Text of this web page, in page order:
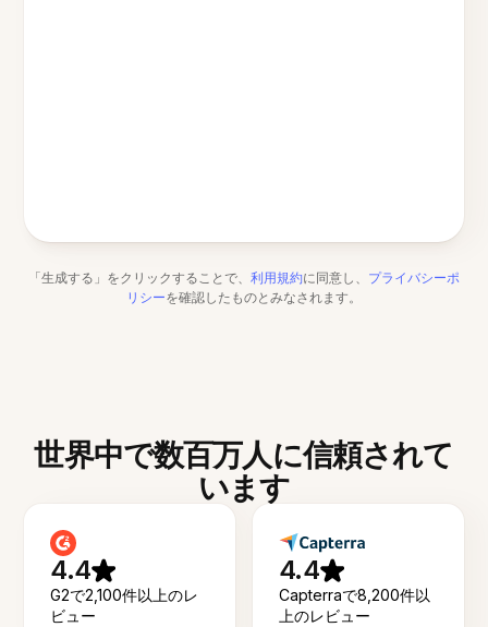
「生成する」をクリックすることで、 利用規約に同意し、 プライバシーポ
リシーを確認したものとみなされます。
世界中で数百万人に信頼されて
います
4.4
G2で2,100件以上のレ
ビュー
4.4
Capterraで8,200件以
上のレビュー